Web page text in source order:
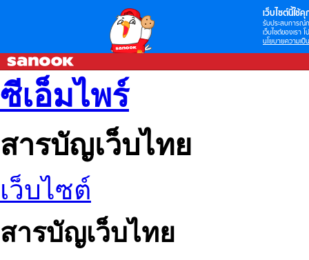
เว็บไซต์นี้ใช้คุ
รับประสบการณ์
เว็บไซต์ของเรา
นโยบายความเป็
ซีเอ็มไพร์
สารบัญเว็บไทย
เว็บไซต์
สารบัญเว็บไทย